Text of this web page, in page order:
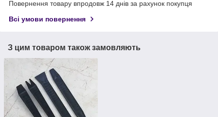
Повернення товару впродовж 14 днів за рахунок покупця
Всі умови повернення
З цим товаром також замовляють